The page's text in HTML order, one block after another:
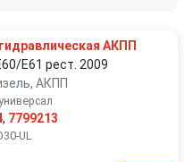
АКПП
E61 рест. 2009
АКПП
, 7799213
UL